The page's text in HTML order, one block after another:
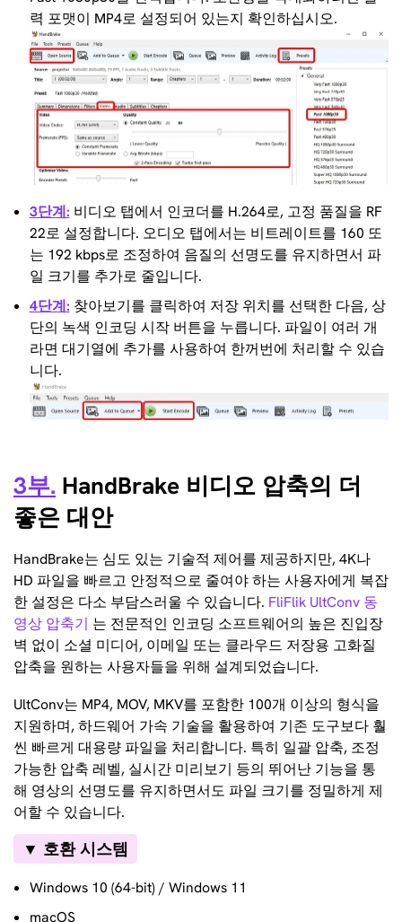
력 포맷이 MP4로 설정되어 있는지 확인하십시오.
3단계: 비디오 탭에서 인코더를 H.264로, 고정 품질을 RF
22로 설정합니다. 오디오 탭에서는 비트레이트를 160 또
는 192 kbps로 조정하여 음질의 선명도를 유지하면서 파
일 크기를 추가로 줄입니다.
4단계: 찾아보기를 클릭하여 저장 위치를 선택한 다음, 상
단의 녹색 인코딩 시작 버튼을 누릅니다. 파일이 여러 개
라면 대기열에 추가를 사용하여 한꺼번에 처리할 수 있습
니다.
3부. HandBrake 비디오 압축의 더
좋은 대안
HandBrake는 심도 있는 기술적 제어를 제공하지만, 4K나
HD 파일을 빠르고 안정적으로 줄여야 하는 사용자에게 복잡
한 설정은 다소 부담스러울 수 있습니다. FliFlik UltConv 동
영상 압축기 는 전문적인 인코딩 소프트웨어의 높은 진입장
벽 없이 소셜 미디어, 이메일 또는 클라우드 저장용 고화질
압축을 원하는 사용자들을 위해 설계되었습니다.
UltConv는 MP4, MOV, MKV를 포함한 100개 이상의 형식을
지원하며, 하드웨어 가속 기술을 활용하여 기존 도구보다 훨
씬 빠르게 대용량 파일을 처리합니다. 특히 일괄 압축, 조정
가능한 압축 레벨, 실시간 미리보기 등의 뛰어난 기능을 통
해 영상의 선명도를 유지하면서도 파일 크기를 정밀하게 제
어할 수 있습니다.
▼ 호환 시스템
Windows 10 (64-bit) / Windows 11
macOS